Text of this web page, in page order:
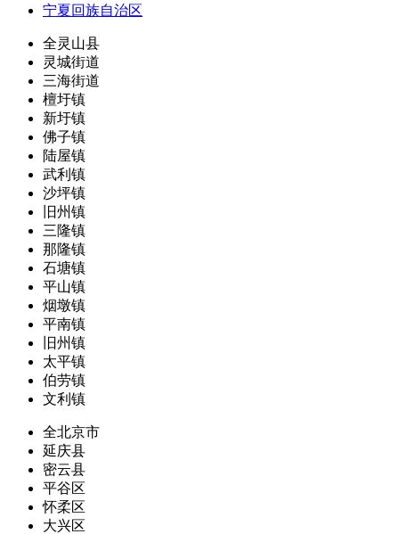
宁夏回族自治区
全灵山县
灵城街道
三海街道
檀圩镇
新圩镇
佛子镇
陆屋镇
武利镇
沙坪镇
旧州镇
三隆镇
那隆镇
石塘镇
平山镇
烟墩镇
平南镇
旧州镇
太平镇
伯劳镇
文利镇
全北京市
延庆县
密云县
平谷区
怀柔区
大兴区